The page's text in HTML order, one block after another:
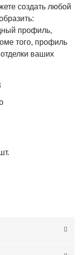
создать любой
:
профиль,
того, профиль
отделки ваших